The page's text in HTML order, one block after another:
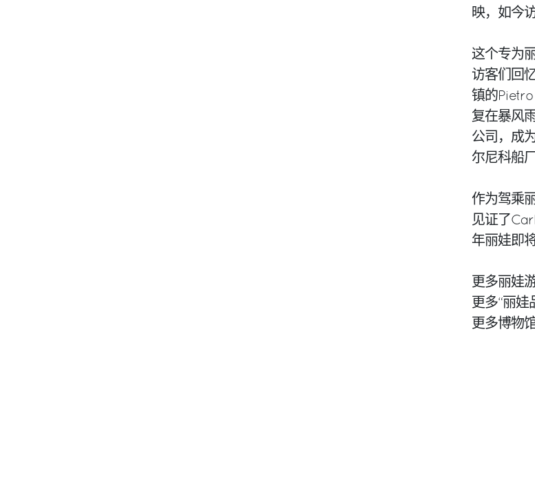
映，如今
这个专为
访客们回
镇的
复在暴风
公司，成
尔尼科船
作为驾乘
见证了
年丽娃即
更多丽娃
更多“丽
更多博物